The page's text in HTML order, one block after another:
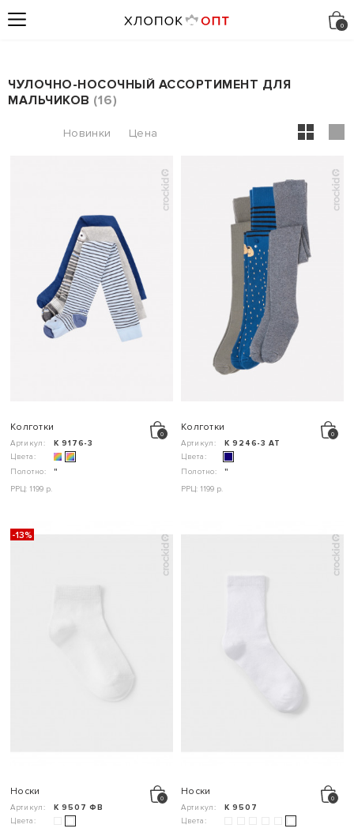
ЧУЛОЧНО-НОСОЧНЫЙ АССОРТИМЕНТ ДЛЯ
МАЛЬЧИКОВ 16
Колготки
Артикул:
К 9176-3
Цвета:
Полотно:
"
РРЦ: 1199 р.
Колготки
Артикул:
К 9246-3 АТ
Цвета:
Полотно:
"
РРЦ: 1199 р.
-13%
Носки
Артикул:
К 9507 ФВ
Цвета:
Носки
Артикул:
К 9507
Цвета: